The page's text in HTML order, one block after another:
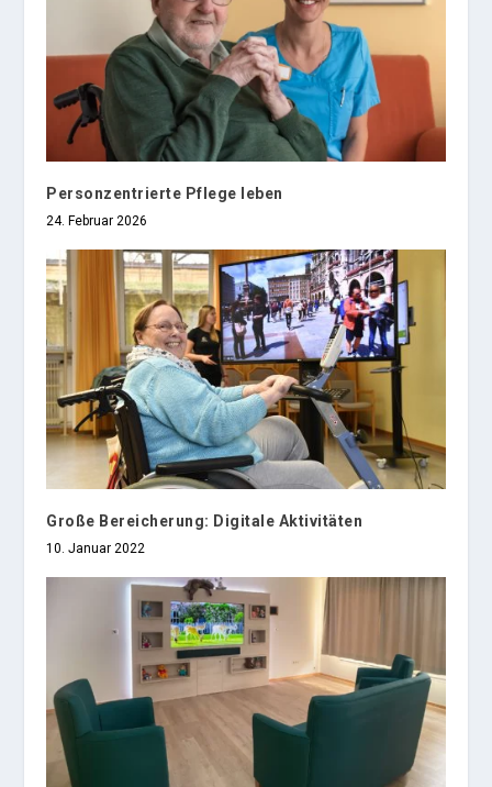
Personzentrierte Pflege leben
24. Februar 2026
Große Bereicherung: Digitale Aktivitäten
10. Januar 2022